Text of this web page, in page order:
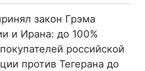
закон Грэма
и Ирана: до 100%
российской
против Тегерана до